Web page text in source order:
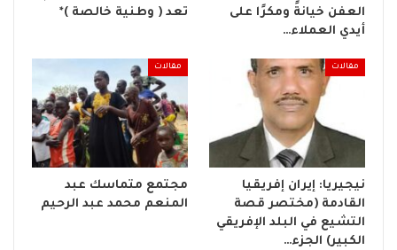
العفن خيانةً ومكرًا على
أيدي العملاء…
تعد ( وطنية خالصة )*
مقالات
نيجيريا: إيران إفريقيا
القادمة (مختصر قصة
التشيع في البلد الإفريقي
الكبير) الجزء…
مقالات
مجتمع متماسك عبد
المنعم محمد عبد الرحيم